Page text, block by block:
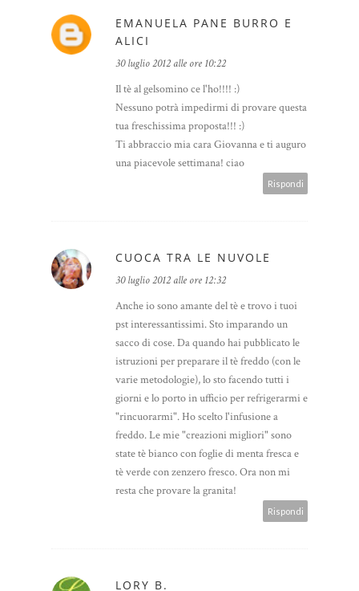
EMANUELA PANE BURRO E
ALICI
30 luglio 2012 alle ore 10:22
Il tè al gelsomino ce l'ho!!!! :)
Nessuno potrà impedirmi di provare questa
tua freschissima proposta!!! :)
Ti abbraccio mia cara Giovanna e ti auguro
una piacevole settimana! ciao
Rispondi
CUOCA TRA LE NUVOLE
30 luglio 2012 alle ore 12:32
Anche io sono amante del tè e trovo i tuoi
pst interessantissimi. Sto imparando un
sacco di cose. Da quando hai pubblicato le
istruzioni per preparare il tè freddo (con le
varie metodologie), lo sto facendo tutti i
giorni e lo porto in ufficio per refrigerarmi e
"rincuorarmi". Ho scelto l'infusione a
freddo. Le mie "creazioni migliori" sono
state tè bianco con foglie di menta fresca e
tè verde con zenzero fresco. Ora non mi
resta che provare la granita!
Rispondi
LORY B.